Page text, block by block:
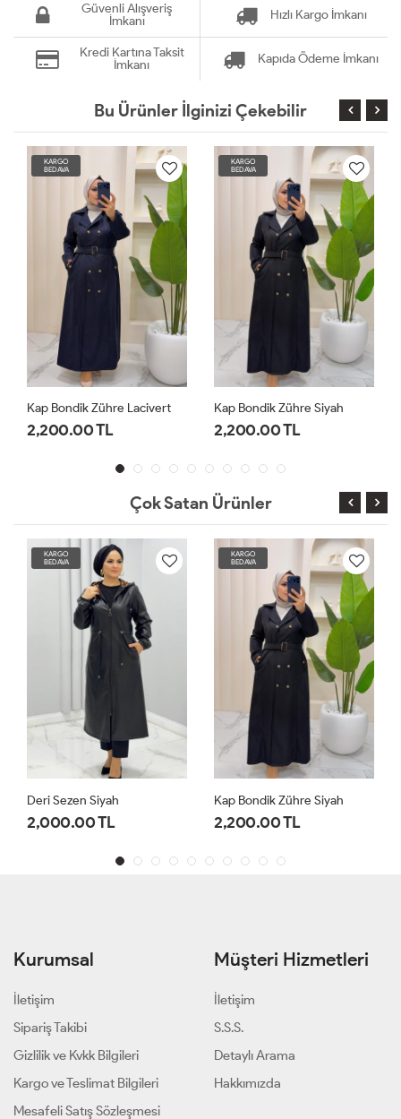
Güvenli Alışveriş
İmkanı
Hızlı Kargo İmkanı
Kredi Kartına Taksit
İmkanı
Kapıda Ödeme İmkanı
Bu Ürünler İlginizi Çekebilir
KARGO
BEDAVA
Kap Bondik Zühre Lacivert
2,200.00 TL
KARGO
BEDAVA
Kap Bondik Zühre Siyah
2,200.00 TL
Çok Satan Ürünler
KARGO
BEDAVA
Deri Sezen Siyah
2,000.00 TL
KARGO
BEDAVA
Kap Bondik Zühre Siyah
2,200.00 TL
Kurumsal
İletişim
Sipariş Takibi
Gizlilik ve Kvkk Bilgileri
Kargo ve Teslimat Bilgileri
Mesafeli Satış Sözleşmesi
Müşteri Hizmetleri
İletişim
S.S.S.
Detaylı Arama
Hakkımızda